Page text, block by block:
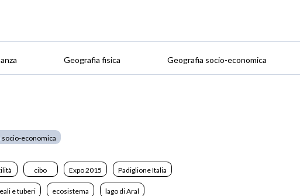
Geografia fisica Geografia socio-economica
socio-economica
cibo Expo 2015 Padiglione Italia
e tuberi ecosistema lago di Aral